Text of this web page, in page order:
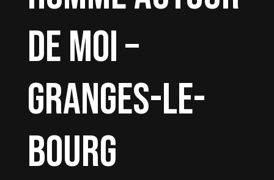
de moi –
Granges-le-
Bourg